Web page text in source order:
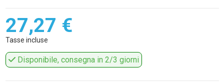
27,27 €
Tasse incluse
Disponibile, consegna in 2/3 giorni